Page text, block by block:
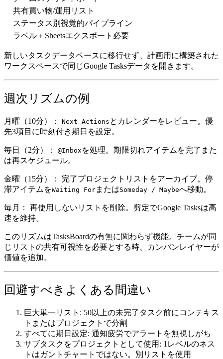
共有買い物/運用リスト
ステータス別視覚的パイプライン
ラベル＋Sheetsエクスポート必要
新しいタスクデータベースに移行せず、計画用に構築された
ワークスペースで同じGoogle Tasksデータを開きます。
週次リズムの例
月曜（10分）： Next Actions とカレンダーをレビュー。優
先3項目に時刻付き期日を設定。
毎日（2分）： @Inbox を処理。期限切れアイテムを完了また
は再スケジュール。
金曜（15分）：
完了プロジェクトリストをアーカイブ。停
滞アイテムをWaiting For またはSomeday / Maybeへ移動。
毎月：
再使用しないリストを削除。剪定でGoogle Tasksは高
速を維持。
このリズムはTasksBoardの有無に関わらず機能。チームが同
じリストの共有可視性を必要とする時、カンバンレイヤーが
価値を追加。
回避すべきよくある間違い
巨大単一リスト: 50以上の未完了タスク前にコンテキス
トまたはプロジェクトで分割
すべてに期日設定: 通知疲労でアラートを無視しがち
サブタスクをプロジェクトとして使用: 1レベルのネス
トはガントチャートではない。別リストを使用